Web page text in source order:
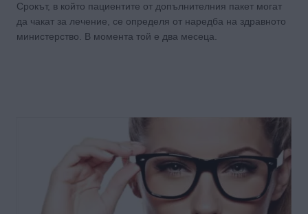
Срокът, в който пациентите от допълнителния пакет могат
да чакат за лечение, се определя от наредба на здравното
министерство. В момента той е два месеца.